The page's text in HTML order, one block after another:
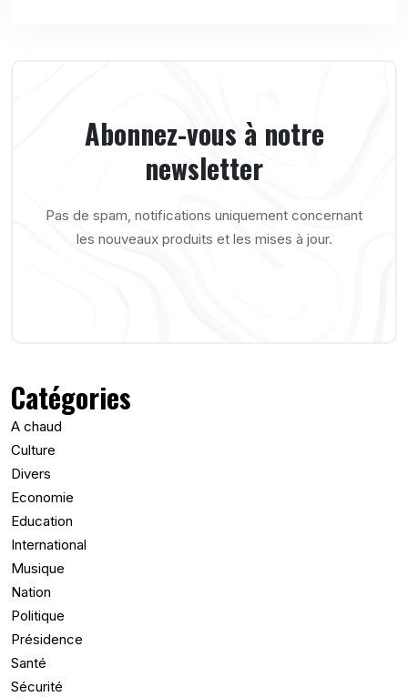
Abonnez-vous à notre
newsletter
Pas de spam, notifications uniquement concernant
les nouveaux produits et les mises à jour.
Catégories
A chaud
Culture
Divers
Economie
Education
International
Musique
Nation
Politique
Présidence
Santé
Sécurité